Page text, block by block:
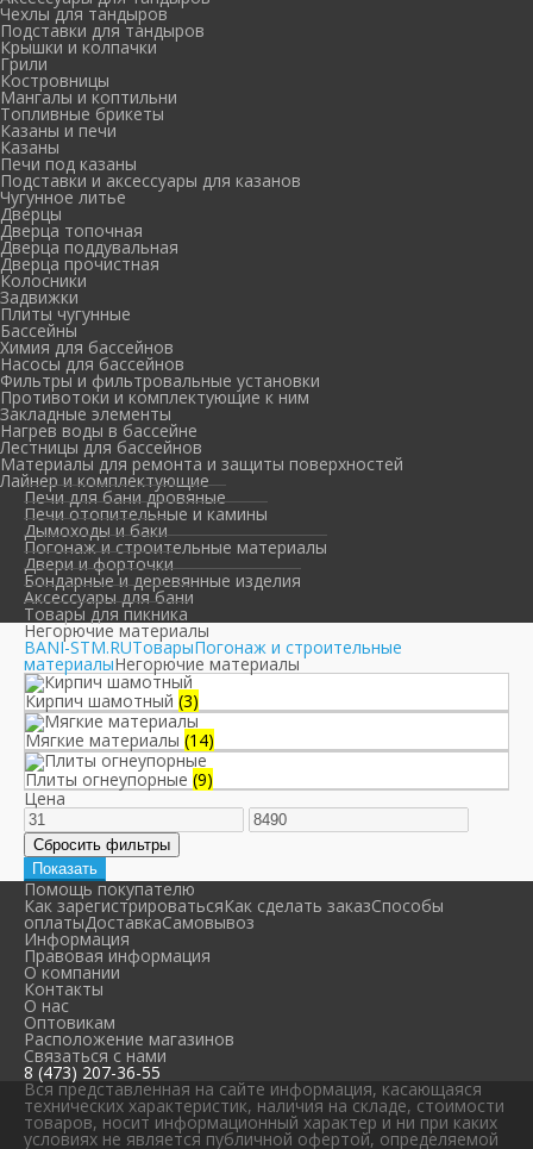
Чехлы для тандыров
Подставки для тандыров
Крышки и колпачки
Грили
Костровницы
Мангалы и коптильни
Топливные брикеты
Казаны и печи
Казаны
Печи под казаны
Подставки и аксессуары для казанов
Чугунное литье
Дверцы
Дверца топочная
Дверца поддувальная
Дверца прочистная
Колосники
Задвижки
Плиты чугунные
Бассейны
Химия для бассейнов
Насосы для бассейнов
Фильтры и фильтровальные установки
Противотоки и комплектующие к ним
Закладные элементы
Нагрев воды в бассейне
Лестницы для бассейнов
Материалы для ремонта и защиты поверхностей
Лайнер и комплектующие
Печи для бани дровяные
Печи отопительные и камины
Дымоходы и баки
Погонаж и строительные материалы
Двери и форточки
Бондарные и деревянные изделия
Аксессуары для бани
Товары для пикника
Негорючие материалы
BANI-STM.RUТоварыПогонаж и строительные
материалыНегорючие материалы
Кирпич шамотный (3)
Мягкие материалы (14)
Плиты огнеупорные (9)
Цена
Помощь покупателю
Как зарегистрироватьсяКак сделать заказСпособы
оплатыДоставкаСамовывоз
Информация
Правовая информация
О компании
Контакты
О нас
Оптовикам
Расположение магазинов
Связаться с нами
8 (473) 207-36-55
Вся представленная на сайте информация, касающаяся
технических характеристик, наличия на складе, стоимости
товаров, носит информационный характер и ни при каких
условиях не является публичной офертой, определяемой